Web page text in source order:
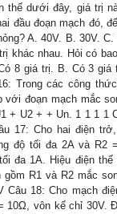
thế dưới đây, giá trị
đầu đoạn mạch đó,
A. 40V. B. 30V. C.
khác nhau. Hỏi có
8 giá trị. B. Có 3 giá
Trong các công
với đoạn mạch mắc
+ U2 + + Un. 1 1 1 1
17: Cho hai điện
độ tối đa 2A và R2
đa 1A. Hiệu điện
gồm R1 và R2 mắc
Câu 18: Cho mạch
10Ω, vôn kế chỉ 30V.